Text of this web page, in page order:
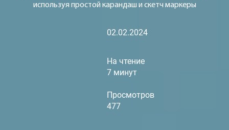
используя простой карандаш и скетч маркеры
02.02.2024
На чтение
7 минут
Просмотров
477